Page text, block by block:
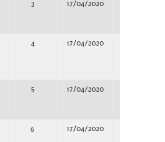
3 17/04/2020
4 17/04/2020
5 17/04/2020
6 17/04/2020